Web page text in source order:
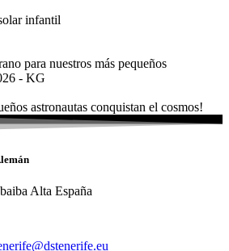
infantil
para nuestros más pequeños
astronautas conquistan el cosmos!
Alta España